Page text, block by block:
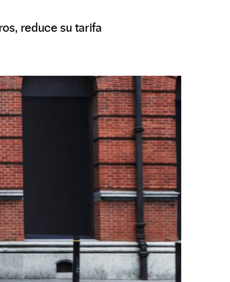
reduce su tarifa